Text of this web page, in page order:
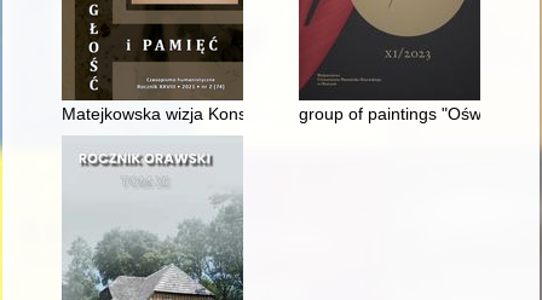
Matejkowska wizja Konstytucji 3 maja na tle ówczesnej
group of paintings "Oświęcim/